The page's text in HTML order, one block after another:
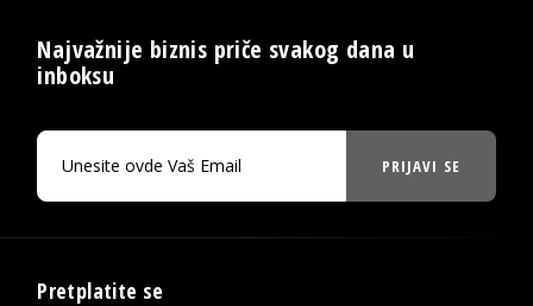
Najvažnije biznis priče svakog dana u
inboksu
PRIJAVI SE
Pretplatite se